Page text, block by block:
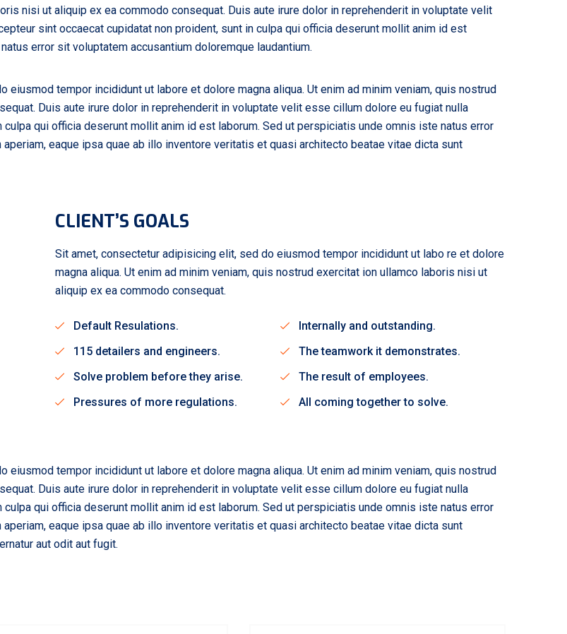
nisi ut aliquip ex ea commodo consequat. Duis aute irure dolor in reprehenderit in voluptate velit
sint occaecat cupidatat non proident, sunt in culpa qui officia deserunt mollit anim id est
error sit voluptatem accusantium doloremque laudantium.
tempor incididunt ut labore et dolore magna aliqua. Ut enim ad minim veniam, quis nostrud
Duis aute irure dolor in reprehenderit in voluptate velit esse cillum dolore eu fugiat nulla
qui officia deserunt mollit anim id est laborum. Sed ut perspiciatis unde omnis iste natus error
eaque ipsa quae ab illo inventore veritatis et quasi architecto beatae vitae dicta sunt
CLIENT’S GOALS
Sit amet, consectetur adipisicing elit, sed do eiusmod tempor incididunt ut labo re et dolore
magna aliqua. Ut enim ad minim veniam, quis nostrud exercitat ion ullamco laboris nisi ut
aliquip ex ea commodo consequat.
Default Resulations.
Internally and outstanding.
115 detailers and engineers.
The teamwork it demonstrates.
Solve problem before they arise.
The result of employees.
Pressures of more regulations.
All coming together to solve.
tempor incididunt ut labore et dolore magna aliqua. Ut enim ad minim veniam, quis nostrud
Duis aute irure dolor in reprehenderit in voluptate velit esse cillum dolore eu fugiat nulla
qui officia deserunt mollit anim id est laborum. Sed ut perspiciatis unde omnis iste natus error
eaque ipsa quae ab illo inventore veritatis et quasi architecto beatae vitae dicta sunt
aut odit aut fugit.